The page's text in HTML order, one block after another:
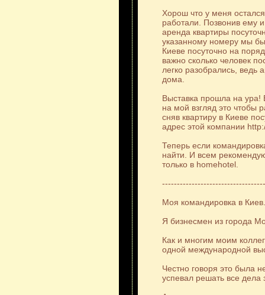
Хорош что у меня
работали. Позвонив ему
аренда квартиры
указанному номеру мы
Киеве посуточно на
важно сколько человек
легко разобрались, ведь
дома.
Выставка прошла на
на мой взгляд это чтобы
сняв квартиру в Киеве
адрес этой компании
Теперь если
найти. И всем
только в homehotel.
Моя командировка в Киев.
Я бизнесмен из города
Как и многим моим
одной международной
Честно говоря это была
успевал решать все дела